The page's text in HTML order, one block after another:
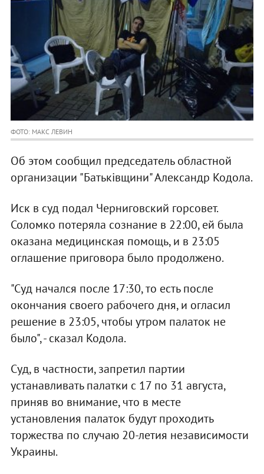
ФОТО: МАКС ЛЕВИН
Об этом сообщил председатель областной
организации "Батьківщини" Александр Кодола.
Иск в суд подал Черниговский горсовет.
Соломко потеряла сознание в 22:00, ей была
оказана медицинская помощь, и в 23:05
оглашение приговора было продолжено.
"Суд начался после 17:30, то есть после
окончания своего рабочего дня, и огласил
решение в 23:05, чтобы утром палаток не
было", - сказал Кодола.
Суд, в частности, запретил партии
устанавливать палатки с 17 по 31 августа,
приняв во внимание, что в месте
установления палаток будут проходить
торжества по случаю 20-летия независимости
Украины.